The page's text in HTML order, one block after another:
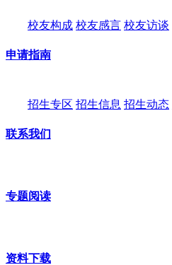
校友构成 校友感言 校友访谈
申请指南
招生专区 招生信息 招生动态
联系我们
专题阅读
资料下载